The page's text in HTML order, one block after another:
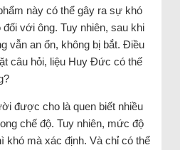
này có thể gây ra sự khó
với ông. Tuy nhiên, sau khi
vẫn an ổn, không bị bắt. Điều
câu hỏi, liệu Huy Đức có thế
được cho là quen biết nhiều
chế độ. Tuy nhiên, mức độ
khó mà xác định. Và chỉ có thể